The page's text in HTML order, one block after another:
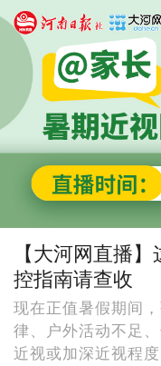
【大河网直播
控指南请查收
现在正值暑假期间
律、户外活动不足
近视或加深近视程